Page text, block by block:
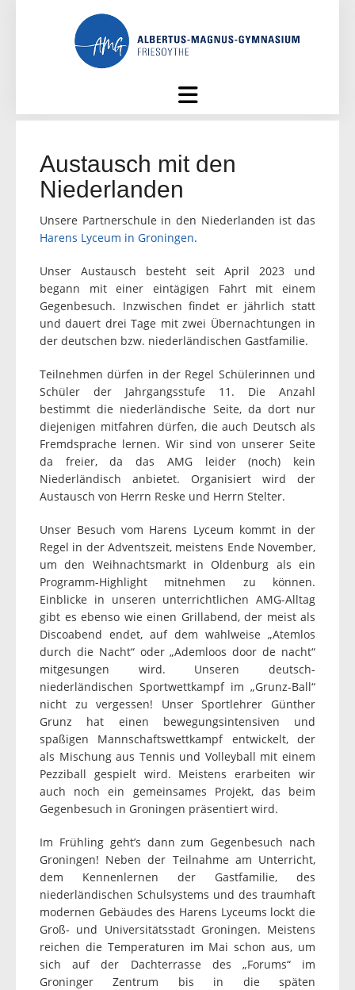
Austausch mit den
Niederlanden
Unsere Partnerschule in den Niederlanden ist das
Harens Lyceum in Groningen.
Unser Austausch besteht seit April 2023 und
begann mit einer eintägigen Fahrt mit einem
Gegenbesuch. Inzwischen findet er jährlich statt
und dauert drei Tage mit zwei Übernachtungen in
der deutschen bzw. niederländischen Gastfamilie.
Teilnehmen dürfen in der Regel Schülerinnen und
Schüler der Jahrgangsstufe 11. Die Anzahl
bestimmt die niederländische Seite, da dort nur
diejenigen mitfahren dürfen, die auch Deutsch als
Fremdsprache lernen. Wir sind von unserer Seite
da freier, da das AMG leider (noch) kein
Niederländisch anbietet. Organisiert wird der
Austausch von Herrn Reske und Herrn Stelter.
Unser Besuch vom Harens Lyceum kommt in der
Regel in der Adventszeit, meistens Ende November,
um den Weihnachtsmarkt in Oldenburg als ein
Programm-Highlight mitnehmen zu können.
Einblicke in unseren unterrichtlichen AMG-Alltag
gibt es ebenso wie einen Grillabend, der meist als
Discoabend endet, auf dem wahlweise „Atemlos
durch die Nacht“ oder „Ademloos door de nacht“
mitgesungen wird. Unseren deutsch-
niederländischen Sportwettkampf im „Grunz-Ball“
nicht zu vergessen! Unser Sportlehrer Günther
Grunz hat einen bewegungsintensiven und
spaßigen Mannschaftswettkampf entwickelt, der
als Mischung aus Tennis und Volleyball mit einem
Pezziball gespielt wird. Meistens erarbeiten wir
auch noch ein gemeinsames Projekt, das beim
Gegenbesuch in Groningen präsentiert wird.
Im Frühling geht’s dann zum Gegenbesuch nach
Groningen! Neben der Teilnahme am Unterricht,
dem Kennenlernen der Gastfamilie, des
niederländischen Schulsystems und des traumhaft
modernen Gebäudes des Harens Lyceums lockt die
Groß- und Universitätsstadt Groningen. Meistens
reichen die Temperaturen im Mai schon aus, um
sich auf der Dachterrasse des „Forums“ im
Groninger Zentrum bis in die späten